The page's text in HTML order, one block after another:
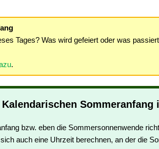
Tages? Was wird gefeiert oder was
.
Sommeranfang
bzw. eben die Sommersonnenwende
auch eine Uhrzeit berechnen, an der die